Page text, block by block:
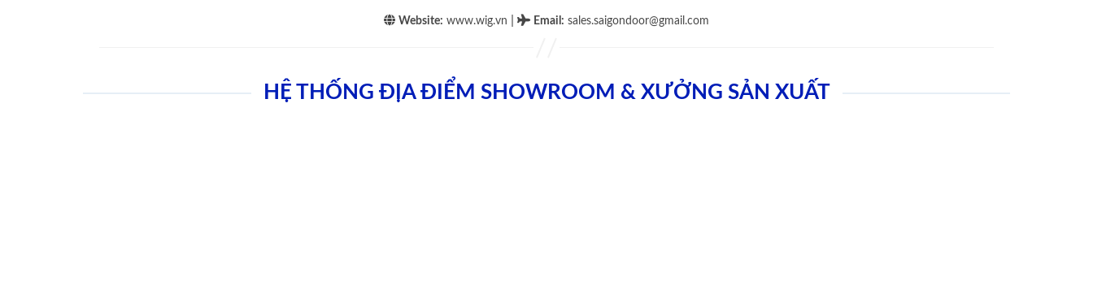
Website: www.wig.vn Email : sales.saigondoor@gmail.com
HỆ THỐNG ĐỊA ĐIỂM SHOWROOM & XƯỞNG SẢN XUẤT